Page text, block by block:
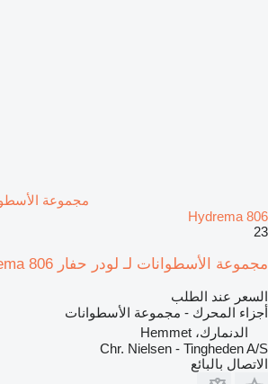
مجموعة
Hydrema 806
23
مجموعة الأسطوانات لـ لودر حفار Hydrema 806
السعر عند الطلب
أجزاء المحرك - مجموعة الأسطوانات
الدنمارك، Hemmet
Chr. Nielsen - Tingheden A/S
الاتصال بالبائع